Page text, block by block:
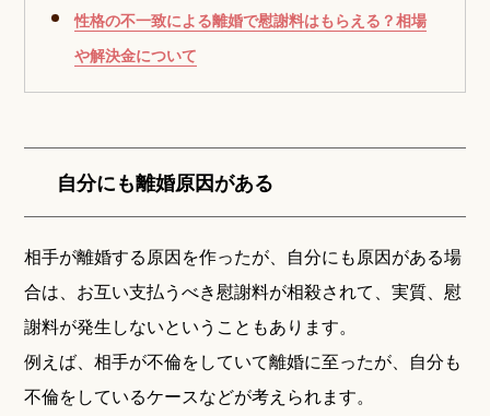
性格の不一致による離婚で慰謝料はもらえる？相場
や解決金について
自分にも離婚原因がある
相手が離婚する原因を作ったが、自分にも原因がある場
合は、お互い支払うべき慰謝料が相殺されて、実質、慰
謝料が発生しないということもあります。
例えば、相手が不倫をしていて離婚に至ったが、自分も
不倫をしているケースなどが考えられます。